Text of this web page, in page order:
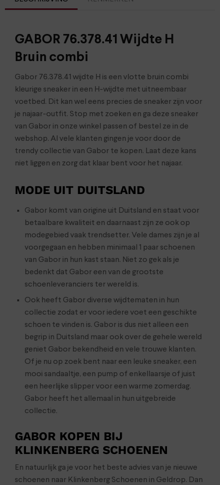
GABOR 76.378.41 Wijdte H
Bruin combi
Gabor 76.378.41 wijdte H is een vlotte bruin combi
kleurige sneaker in een H-wijdte met uitneembaar
voetbed. Dit kan wel eens precies de sneaker zijn voor
je najaar-outfit. Stop met zoeken en ga deze sneaker
van Gabor in onze winkel passen of bestel ze in de
webshop. Al vele klanten gingen je voor door de
trendy collectie van Gabor te kopen. Laat deze kans
niet liggen en zorg dat klaar bent voor het najaar.
MODE UIT DUITSLAND
Gabor komt van origine uit Duitsland en staat voor
betaalbare kwaliteit en daarnaast zijn ze ook op
modegebied vaak trendsetter. Vele dames zijn je al
voorgegaan en hebben minimaal 1 paar schoenen
van Gabor in hun kast staan. Niet zo gek als je
bedenkt dat Gabor een van de grootste
schoenleveranciers ter wereld is.
Ook heeft Gabor diverse wijdtematen in hun
collectie zodat er voor iedere voet een geschikte
schoen te vinden is. Gabor is dus niet alleen een
begrip in Duitsland maar ook over de gehele wereld
geniet Gabor bekendheid en vele trouwe klanten.
Of je nu op zoek bent naar een leuke sneaker, een
mooi sandaaltje, een pump of enkellaarsje of juist
een heerlijke slipper voor een warme zomerdag.
Gabor heeft het allemaal in hun uitgebreide
collectie.
GABOR KOPEN BIJ
KLINKENBERG SCHOENEN
En natuurlijk ga je voor het beste advies van je nieuwe
schoenen naar Klinkenberg Schoenen in Geldrop. Dan